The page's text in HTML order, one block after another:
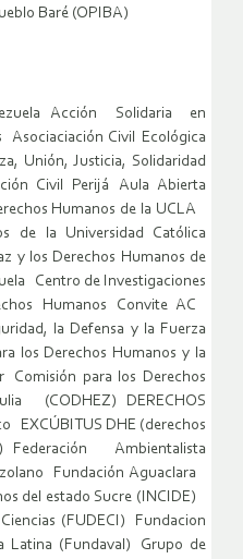
Baré (OPIBA)
Acción Solidaria en
Civil Ecológica
Unión, Justicia, Solidaridad
Civil Perijá Aula Abierta
Humanos de la UCLA
de la Universidad Católica
y los Derechos Humanos de
Centro de Investigaciones
Humanos Convite AC
la Defensa y la Fuerza
los Derechos Humanos y la
Comisión para los Derechos
(CODHEZ) DERECHOS
EXCÚBITUS DHE (derechos
Ambientalista
Fundación Aguaclara
del estado Sucre (INCIDE)
(FUDECI) Fundacion
Latina (Fundaval) Grupo de